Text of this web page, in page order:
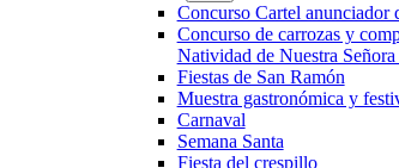
Concurso Cartel anunciador
Concurso de carrozas y
Natividad de Nuestra
Fiestas de San Ramón
Muestra gastronómica y
Carnaval
Semana Santa
Fiesta del crespillo